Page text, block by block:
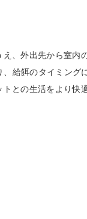
、外出先から室内
、給餌のタイミン
との生活をより快